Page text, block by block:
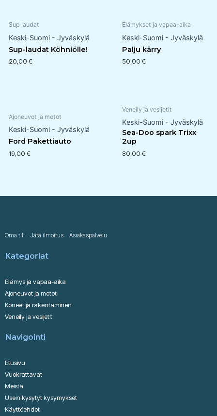
Sup laudat
Keski-Suomi - Jyväskylä
Sup-laudat Köhniölle!
20,00 €
Elämykset ja vapaa-aika
Keski-Suomi - Jyväskylä
Palju kärry
50,00 €
Ajoneuvot ja motot
Keski-Suomi - Jyväskylä
Ford Pakettiauto
19,00 €
Veneily ja vesijetit
Keski-Suomi - Jyväskylä
Sea-Doo spark Trixx
2up
80,00 €
Oma tili Jätä ilmoitus Asiakaspalvelu
Kategoriat
Elämys ja vapaa-aika
Ajoneuvot ja motot
Koneet ja rakentaminen
Veneily ja vesijetit
Navigointi
Etusivu
Vuokrattavat
Meistä
Usein kysytyt kysymykset
Käyttöehdot